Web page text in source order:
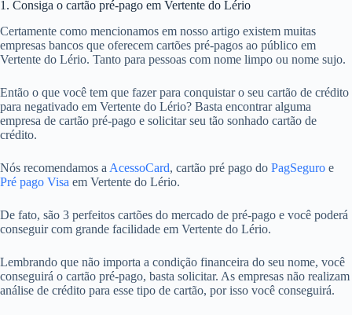
1. Consiga o cartão pré-pago em Vertente do Lério
Certamente como mencionamos em nosso artigo existem muitas
empresas bancos que oferecem cartões pré-pagos ao público em
Vertente do Lério. Tanto para pessoas com nome limpo ou nome sujo.
Então o que você tem que fazer para conquistar o seu cartão de crédito
para negativado em Vertente do Lério? Basta encontrar alguma
empresa de cartão pré-pago e solicitar seu tão sonhado cartão de
crédito.
Nós recomendamos a AcessoCard, cartão pré pago do PagSeguro e
Pré pago Visa em Vertente do Lério.
De fato, são 3 perfeitos cartões do mercado de pré-pago e você poderá
conseguir com grande facilidade em Vertente do Lério.
Lembrando que não importa a condição financeira do seu nome, você
conseguirá o cartão pré-pago, basta solicitar. As empresas não realizam
análise de crédito para esse tipo de cartão, por isso você conseguirá.